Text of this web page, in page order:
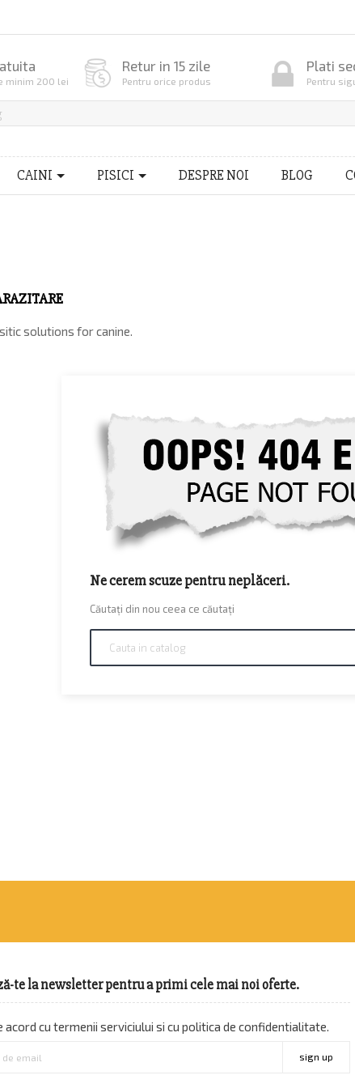
minim 200 lei
Retur in 15 zile
Pentru orice produs
Plati
Pentru
CAINI PISICI DESPRE NOI BLOG
solutions for canine.
Ne cerem scuze pentru neplăceri.
Căutați din nou ceea ce căutați
te la newsletter pentru a primi cele mai noi oferte.
acord cu termenii serviciului si cu politica de confidentialitate.
sign up